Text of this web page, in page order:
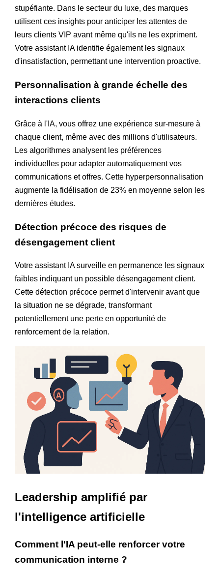
stupéfiante. Dans le secteur du luxe, des marques
utilisent ces insights pour anticiper les attentes de
leurs clients VIP avant même qu'ils ne les expriment.
Votre assistant IA identifie également les signaux
d'insatisfaction, permettant une intervention proactive.
Personnalisation à grande échelle des
interactions clients
Grâce à l'IA, vous offrez une expérience sur-mesure à
chaque client, même avec des millions d'utilisateurs.
Les algorithmes analysent les préférences
individuelles pour adapter automatiquement vos
communications et offres. Cette hyperpersonnalisation
augmente la fidélisation de 23% en moyenne selon les
dernières études.
Détection précoce des risques de
désengagement client
Votre assistant IA surveille en permanence les signaux
faibles indiquant un possible désengagement client.
Cette détection précoce permet d'intervenir avant que
la situation ne se dégrade, transformant
potentiellement une perte en opportunité de
renforcement de la relation.
Leadership amplifié par
l'intelligence artificielle
Comment l'IA peut-elle renforcer votre
communication interne ?